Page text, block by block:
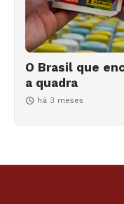
O Brasil que
a quadra
há 3 meses